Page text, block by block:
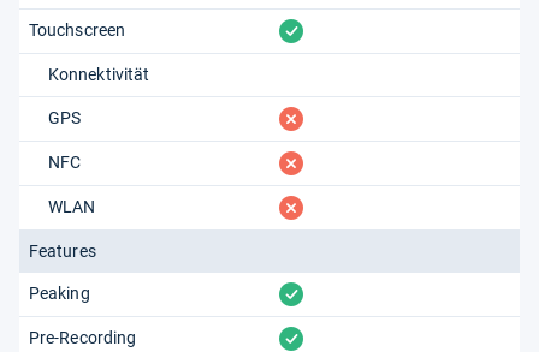
Touchscreen vorhanden
Konnektivität
GPS fehlt
NFC fehlt
WLAN fehlt
Features
Peaking vorhanden
Pre-Recording vorhanden